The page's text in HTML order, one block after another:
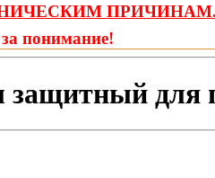
понимание!
для